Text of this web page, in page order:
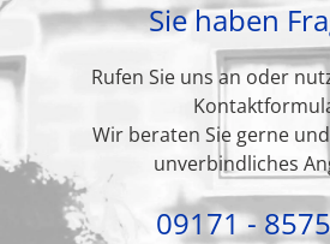
Sie haben
Rufen Sie uns an oder
Wir beraten Sie gerne
unverbindliches
09171 -